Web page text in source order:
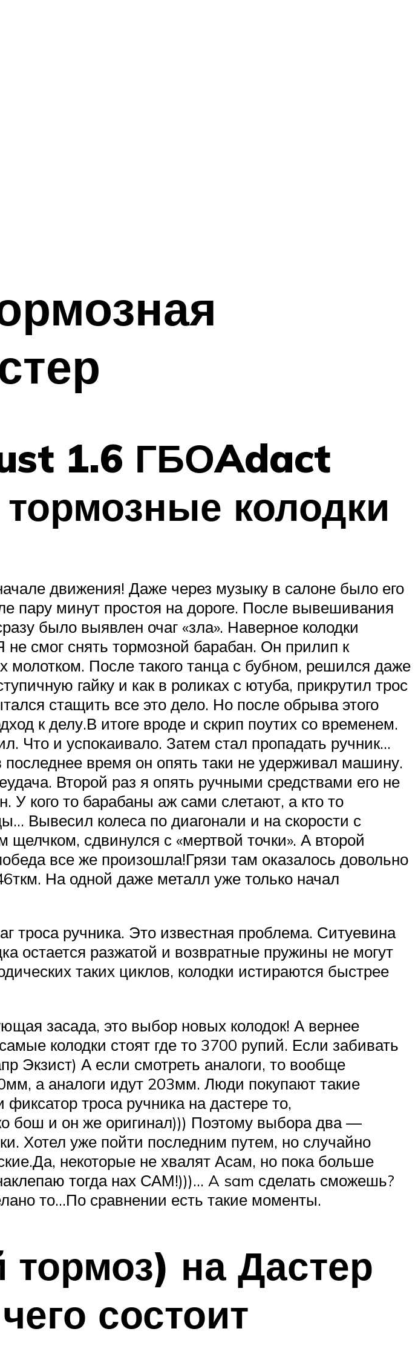
1.6 ГБОAdact
колодки
движения! Даже через музыку в салоне было его
пару минут простоя на дороге. После вывешивания
было выявлен очаг «зла». Наверное колодки
смог снять тормозной барабан. Он прилип к
молотком. После такого танца с бубном, решился даже
гайку и как в роликах с ютуба, прикрутил трос
стащить все это дело. Но после обрыва этого
к делу.В итоге вроде и скрип поутих со временем.
Что и успокаивало. Затем стал пропадать ручник…
время он опять таки не удерживал машину.
Второй раз я опять ручными средствами его не
кого то барабаны аж сами слетают, а кто то
Вывесил колеса по диагонали и на скорости с
сдвинулся с «мертвой точки». А второй
все же произошла!Грязи там оказалось довольно
На одной даже металл уже только начал
троса ручника. Это известная проблема. Ситуевина
остается разжатой и возвратные пружины не могут
таких циклов, колодки истираются быстрее
засада, это выбор новых колодок! А вернее
колодки стоят где то 3700 рупий. Если забивать
Экзист) А если смотреть аналоги, то вообще
а аналоги идут 203мм. Люди покупают такие
троса ручника на дастере то,
бош и он же оригинал))) Поэтому выбора два —
Хотел уже пойти последним путем, но случайно
некоторые не хвалят Асам, но пока больше
тогда нах САМ!)))… A sam сделать сможешь?
то…По сравнении есть такие моменты.
на Дастер
состоит